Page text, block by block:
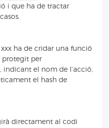
i que ha de tractar
ha de cridar una funció
protegit per
indicant el nom de l’acció,
el hash de
directament al codi